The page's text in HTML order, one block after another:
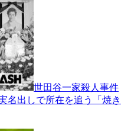
世田谷一家殺人事件
名出しで所在を追う「焼き